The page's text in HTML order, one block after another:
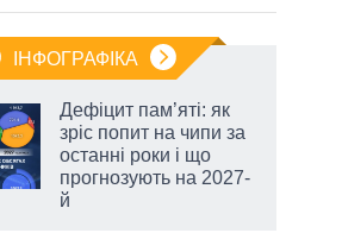
ІНФОГРАФІКА
Дефіцит пам’яті: як
зріс попит на чипи за
останні роки і що
прогнозують на 2027-
й